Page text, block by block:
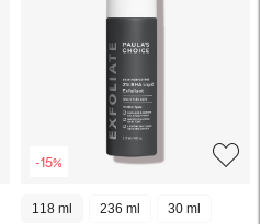
-15%
118 ml 236 ml 30 ml